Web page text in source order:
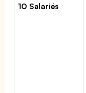
10 Salariés